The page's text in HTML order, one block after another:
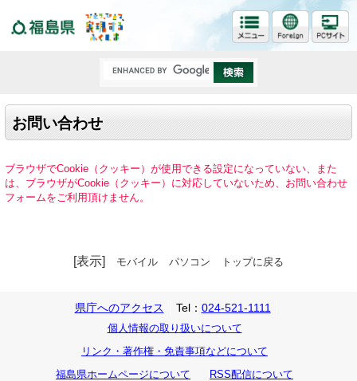
お問い合わせ
ブラウザでCookie（クッキー）が使用できる設定になっていない、また
は、ブラウザがCookie（クッキー）に対応していないため、お問い合わせ
フォームをご利用頂けません。
[表示] モバイル パソコン トップに戻る
県庁へのアクセス Tel： 024-521-1111
個人情報の取り扱いについて
リンク・著作権・免責事項などについて
福島県ホームページについて
RSS配信について